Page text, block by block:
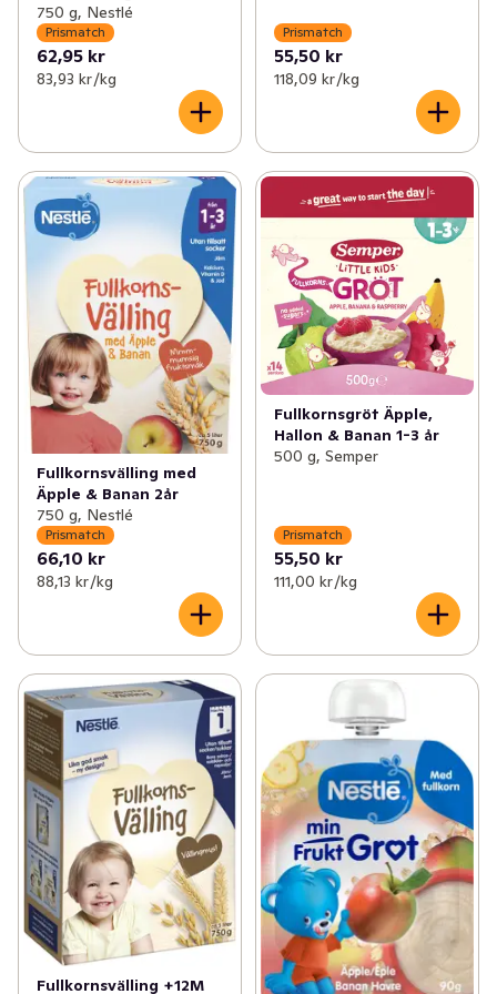
750 g, Nestlé
Prismatch
62,95 kr
83,93 kr /kg
Prismatch
55,50 kr
118,09 kr /kg
Fullkornsvälling med
Äpple & Banan 2år
750 g, Nestlé
Prismatch
66,10 kr
88,13 kr /kg
Fullkornsgröt Äpple,
Hallon & Banan 1-3 år
500 g, Semper
Prismatch
55,50 kr
111,00 kr /kg
Fullkornsvälling +12M